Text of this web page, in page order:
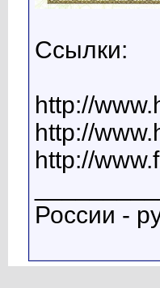
Ссылки:
http://
http://
http://
России -